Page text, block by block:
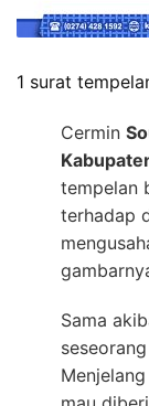
1 surat
Cermin
tempelan
terhadap
Sama